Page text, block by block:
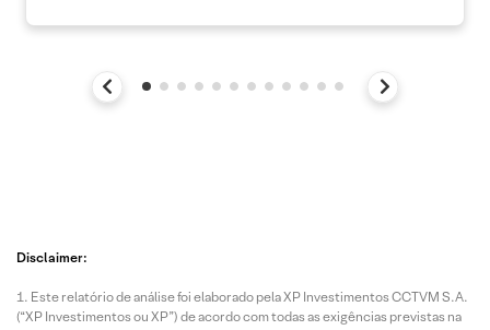
Disclaimer:
Este relatório de análise foi elaborado pela XP Investimentos CCTVM S.A.
(“XP Investimentos ou XP”) de acordo com todas as exigências previstas na